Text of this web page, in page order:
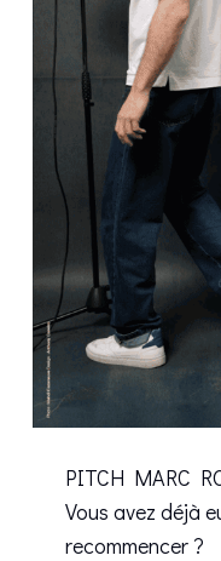
PITCH MARC
Vous avez déjà
recommencer ?